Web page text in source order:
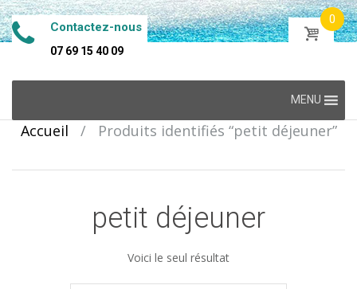
Contactez-nous
07 69 15 40 09
0
content
MENU
Accueil / Produits identifiés “petit déjeuner”
petit déjeuner
Voici le seul résultat